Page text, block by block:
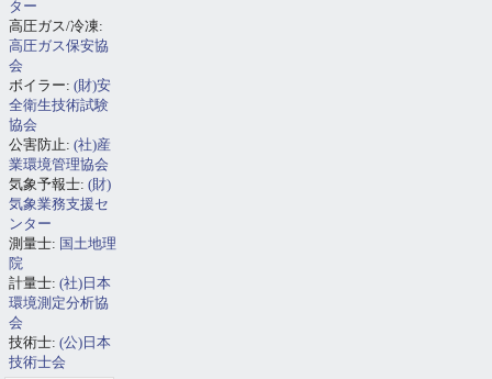
ター
高圧ガス/冷凍:
高圧ガス保安協
会
ボイラー: (財)安
全衛生技術試験
協会
公害防止: (社)産
業環境管理協会
気象予報士: (財)
気象業務支援セ
ンター
測量士: 国土地理
院
計量士: (社)日本
環境測定分析協
会
技術士: (公)日本
技術士会